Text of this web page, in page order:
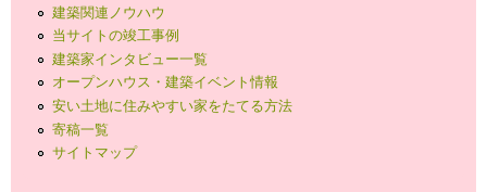
建築関連ノウハウ
当サイトの竣工事例
建築家インタビュー一覧
オープンハウス・建築イベント情報
安い土地に住みやすい家をたてる方法
寄稿一覧
サイトマップ